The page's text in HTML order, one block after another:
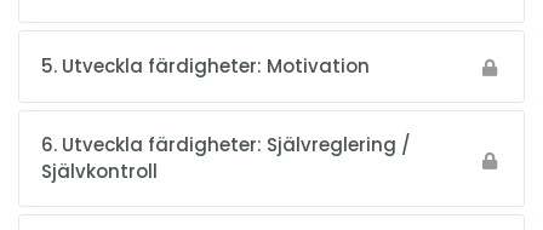
5. Utveckla färdigheter: Motivation
6. Utveckla färdigheter: Självreglering /
Självkontroll